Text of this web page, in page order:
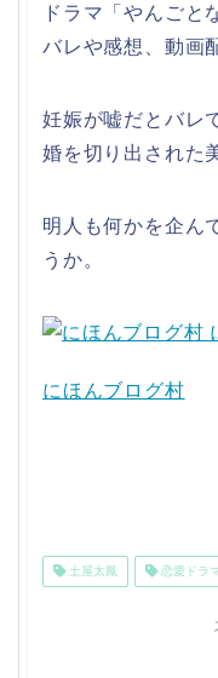
ドラマ「やんごと
バレや感想、動画
妊娠が嘘だとバレ
婚を切り出された
明人も何かを企ん
うか。
にほんブログ村
土屋太鳳 恋愛ドラ